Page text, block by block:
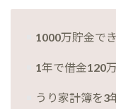
1000万貯金で
1年で借金120
うり家計簿を3